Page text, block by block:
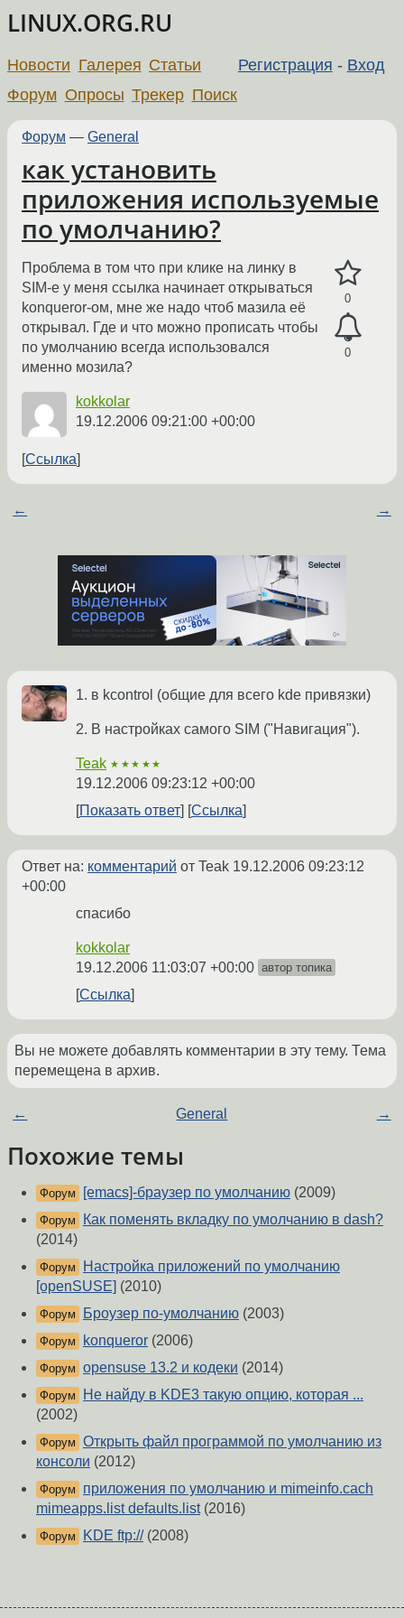
LINUX.ORG.RU
Регистрация - Вход
Новости Галерея Статьи
Форум Опросы Трекер Поиск
Форум — General
как установить
приложения используемые
по умолчанию?
0
0
Проблема в том что при клике на линку в
SIM-е у меня ссылка начинает открываться
konqueror-ом, мне же надо чтоб мазила её
открывал. Где и что можно прописать чтобы
по умолчанию всегда использовался
именно мозила?
kokkolar
19.12.2006 09:21:00 +00:00
Ссылка
← →
1. в kcontrol (общие для всего kde привязки)
2. В настройках самого SIM ("Навигация").
Teak ★★★★★
19.12.2006 09:23:12 +00:00
Показать ответ
Ссылка
Ответ на: комментарий от Teak 19.12.2006 09:23:12
+00:00
спасибо
kokkolar
19.12.2006 11:03:07 +00:00 автор топика
Ссылка
Вы не можете добавлять комментарии в эту тему. Тема
перемещена в архив.
← General →
Похожие темы
Форум [emacs]-браузер по умолчанию (2009)
Форум
Как поменять вкладку по умолчанию в dash?
(2014)
Форум
Настройка приложений по умолчанию
[openSUSE] (2010)
Форум Броузер по-умолчанию (2003)
Форум konqueror (2006)
Форум opensuse 13.2 и кодеки (2014)
Форум
Не найду в KDE3 такую опцию, которая ...
(2002)
Форум Открыть файл программой по умолчанию из
консоли (2012)
Форум
приложения по умолчанию и mimeinfo.cach
mimeapps.list defaults.list(2016)
Форум KDE ftp://(2008)